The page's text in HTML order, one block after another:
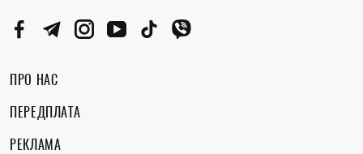
ПРО НАС
ПЕРЕДПЛАТА
РЕКЛАМА